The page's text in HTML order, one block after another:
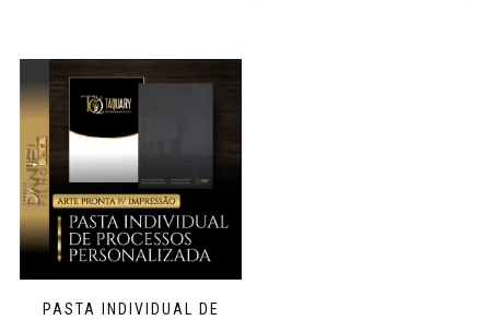
PASTA INDIVIDUAL DE